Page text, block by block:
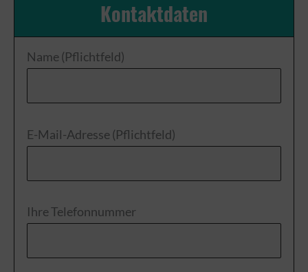
Kontaktdaten
Name (Pflichtfeld)
E-Mail-Adresse (Pflichtfeld)
Ihre Telefonnummer